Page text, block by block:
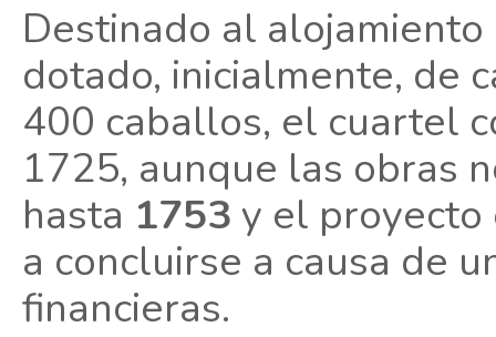
Destinado al
dotado, inicialmente, de
400 caballos, el cuartel
1725, aunque las obras
hasta 1753 y el proyecto
a concluirse a causa de
financieras.